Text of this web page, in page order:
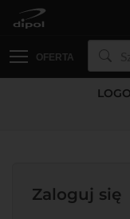
OFERTA
Zaloguj się